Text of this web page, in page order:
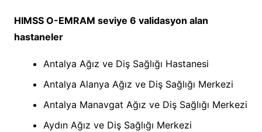
HIMSS O-EMRAM seviye 6 validasyon alan
hastaneler
Antalya Ağız ve Diş Sağlığı Hastanesi
Antalya Alanya Ağız ve Diş Sağlığı Merkezi
Antalya Manavgat Ağız ve Diş Sağlığı Merkezi
Aydın Ağız ve Diş Sağlığı Merkezi